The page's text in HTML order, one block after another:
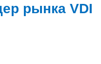
рынка VDI